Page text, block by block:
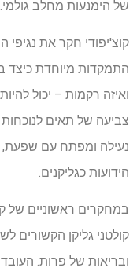
של הימנעות מחלב גולמי.
קוצ'יפודי חקר את
התמקדות מיוחדת כיצד
ואיזה רקמות – יכול
צביעה של תאים
נעילה ומפתח עם שפעת,
הידועות כגליקנים.
במחקרים ראשוניים של
קולטני גליקן
ובריאות של פרות.